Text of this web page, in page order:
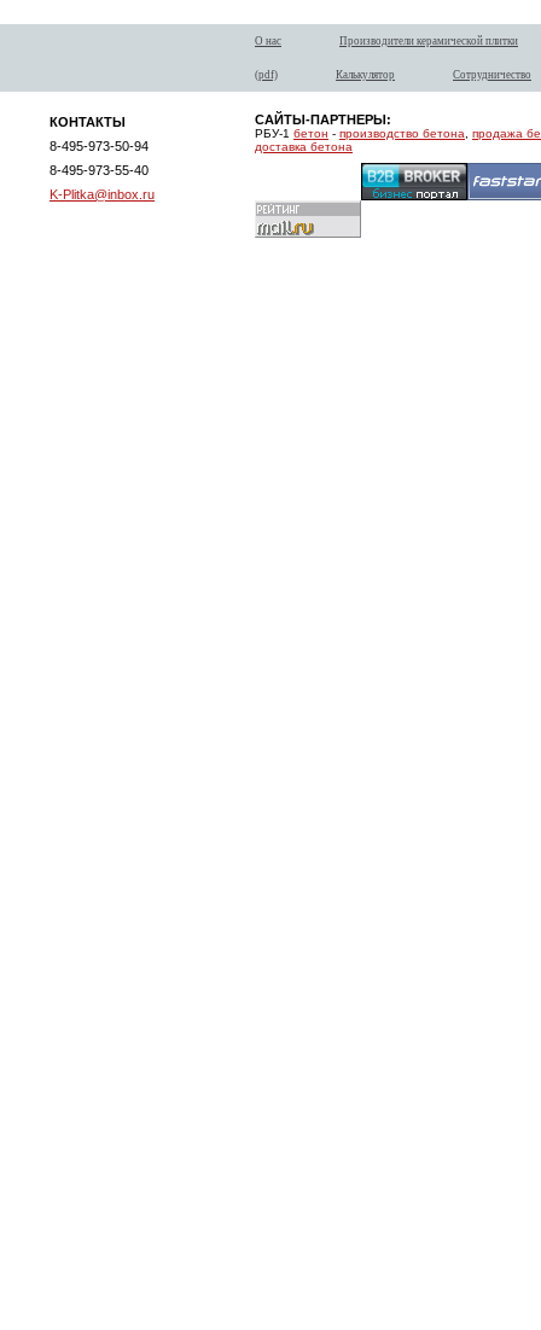
О нас Производители керамической плитки
(pdf) Калькулятор Сотрудничество
КОНТАКТЫ
8-495-973-50-94
8-495-973-55-40
K-Plitka@inbox.ru
САЙТЫ-ПАРТНЕРЫ:
РБУ-1 бетон - производство бетона
продажа
доставка бетона